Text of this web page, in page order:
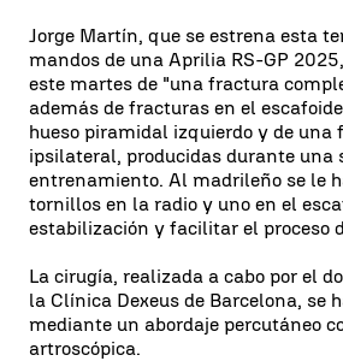
Jorge Martín, que se estrena esta
mandos de una Aprilia RS-GP
este martes de "una fractura
además de fracturas en el
hueso piramidal izquierdo y de una
ipsilateral, producidas durante una
entrenamiento. Al madrileño se le
tornillos en la radio y uno en el
estabilización y facilitar el proceso
La cirugía, realizada a cabo por el
la Clínica Dexeus de Barcelona, ​​se
mediante un abordaje percutáneo
artroscópica.